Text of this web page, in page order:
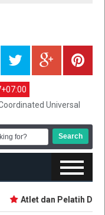
Universal
Atlet dan Pelatih